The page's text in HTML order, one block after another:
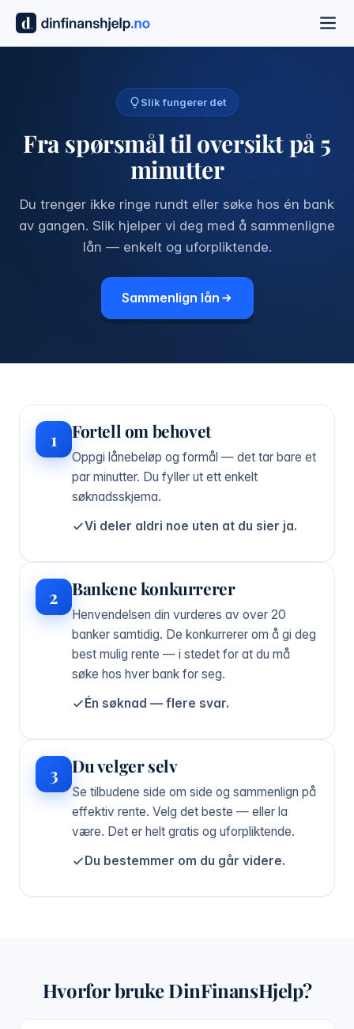
Slik fungerer det
Fra spørsmål til oversikt på 5
minutter
Du trenger ikke ringe rundt eller søke hos én bank
av gangen. Slik hjelper vi deg med å sammenligne
lån — enkelt og uforpliktende.
Sammenlign lån
1 Fortell om behovet
Oppgi lånebeløp og formål — det tar bare et
par minutter. Du fyller ut ett enkelt
søknadsskjema.
Vi deler aldri noe uten at du sier ja.
2 Bankene konkurrerer
Henvendelsen din vurderes av over 20
banker samtidig. De konkurrerer om å gi deg
best mulig rente — i stedet for at du må
søke hos hver bank for seg.
Én søknad — flere svar.
3 Du velger selv
Se tilbudene side om side og sammenlign på
effektiv rente. Velg det beste — eller la
være. Det er helt gratis og uforpliktende.
Du bestemmer om du går videre.
Hvorfor bruke DinFinansHjelp?